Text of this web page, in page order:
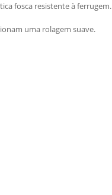
fosca resistente à ferrugem.
uma rolagem suave.